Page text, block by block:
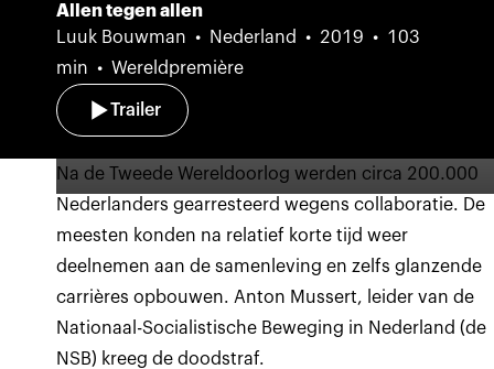
Allen tegen allen
Luuk Bouwman
Nederland 2019
103
min
Wereldpremière
Trailer
Na de Tweede Wereldoorlog werden circa 200.000
Nederlanders gearresteerd wegens collaboratie. De
meesten konden na relatief korte tijd weer
deelnemen aan de samenleving en zelfs glanzende
carrières opbouwen. Anton Mussert, leider van de
Nationaal-Socialistische Beweging in Nederland (de
NSB) kreeg de doodstraf.